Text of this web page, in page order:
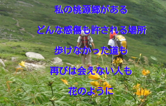
私の桃源郷がある
どんな感傷も許される場所
歩けなかった道も
再びは会えない人も
花のように